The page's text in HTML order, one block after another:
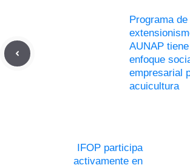
Programa de
AUNAP
enfoque
empresarial
acuicultura
IFOP participa
activamente en